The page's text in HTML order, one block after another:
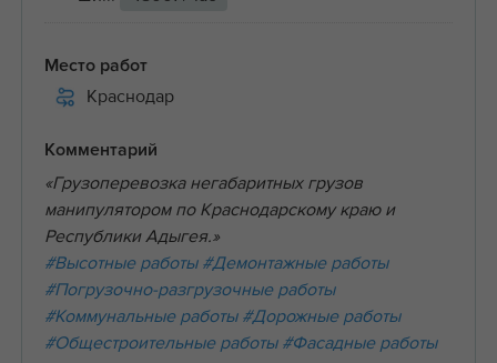
Место работ
Краснодар
Комментарий
«Грузоперевозка негабаритных грузов
манипулятором по Краснодарскому краю и
Республики Адыгея.»
#Высотные работы #Демонтажные работы
#Погрузочно-разгрузочные работы
#Коммунальные работы #Дорожные работы
#Общестроительные работы #Фасадные работы